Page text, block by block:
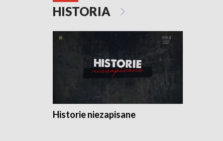
HISTORIA
Historie niezapisane